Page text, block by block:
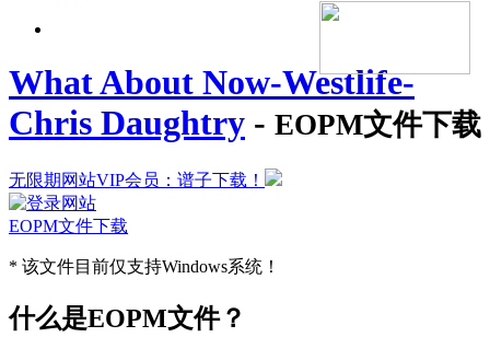
What About Now-Westlife-
Chris Daughtry - EOPM文件下载
无限期网站VIP会员：谱子下载！
EOPM文件下载
* 该文件目前仅支持Windows系统！
什么是EOPM文件？